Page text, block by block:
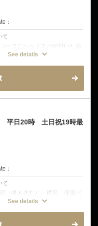
：
て
ースにヘッドスパが付いた満
ポン。頭皮環境を整えなが
リ整い、リラックスした時間
おすすめです。
See details
平日20時 土日祝19時最
：
て
（鼻も含む）、襟足、保湿パ
別途3300円)
ングに加えさらにキワ、鼻ま
グとシェービング直後の乾燥
いてきます。
See details